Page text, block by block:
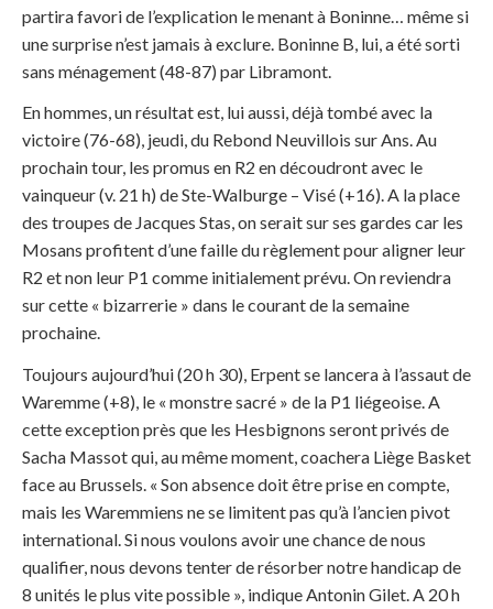
partira favori de l’explication le menant à Boninne… même si
une surprise n’est jamais à exclure. Boninne B, lui, a été sorti
sans ménagement (48-87) par Libramont.
En hommes, un résultat est, lui aussi, déjà tombé avec la
victoire (76-68), jeudi, du Rebond Neuvillois sur Ans. Au
prochain tour, les promus en R2 en découdront avec le
vainqueur (v. 21 h) de Ste-Walburge – Visé (+16). A la place
des troupes de Jacques Stas, on serait sur ses gardes car les
Mosans profitent d’une faille du règlement pour aligner leur
R2 et non leur P1 comme initialement prévu. On reviendra
sur cette « bizarrerie » dans le courant de la semaine
prochaine.
Toujours aujourd’hui (20 h 30), Erpent se lancera à l’assaut de
Waremme (+8), le « monstre sacré » de la P1 liégeoise. A
cette exception près que les Hesbignons seront privés de
Sacha Massot qui, au même moment, coachera Liège Basket
face au Brussels. « Son absence doit être prise en compte,
mais les Waremmiens ne se limitent pas qu’à l’ancien pivot
international. Si nous voulons avoir une chance de nous
qualifier, nous devons tenter de résorber notre handicap de
8 unités le plus vite possible », indique Antonin Gilet. A 20 h